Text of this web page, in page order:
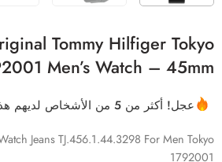
Tommy Hilfiger Tokyo
Men’s Watch – 45mm
عجل! أكثر من 5 من الأشخاص لديهم هذا في سلاتهم
Jeans TJ.456.1.44.3298 For Men Tokyo
1792001